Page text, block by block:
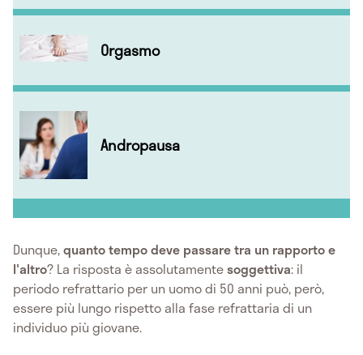
Orgasmo
Andropausa
Dunque,quanto tempo deve passare tra un rapporto e
l'altro? La risposta è assolutamentesoggettiva: il
periodo refrattario per un uomo di 50 anni può, però,
essere più lungo rispetto alla fase refrattaria di un
individuo più giovane.